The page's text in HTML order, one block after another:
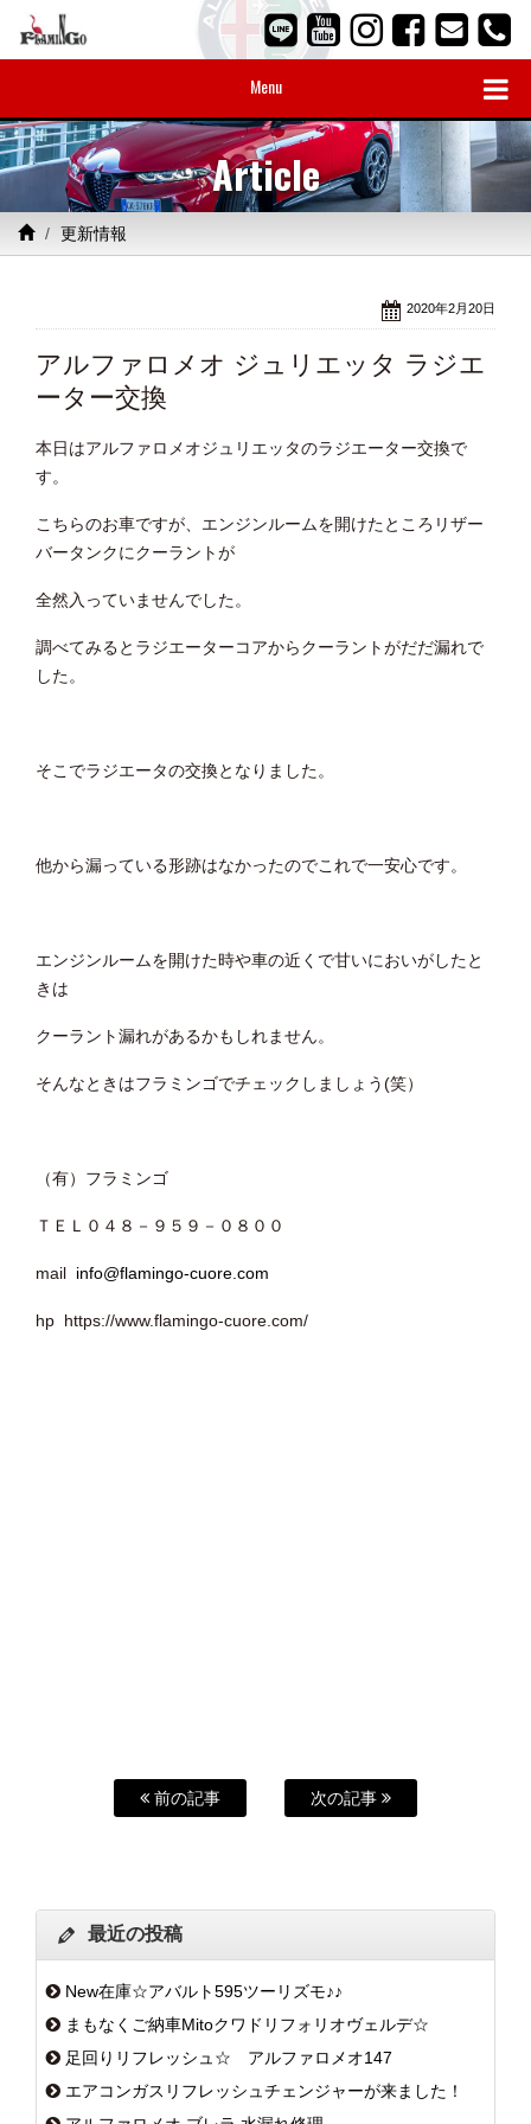
Menu
Article
更新情報
2020年2月20日
アルファロメオ ジュリエッタ ラジエ
ーター交換
本日はアルファロメオジュリエッタのラジエーター交換で
す。
こちらのお車ですが、エンジンルームを開けたところリザー
バータンクにクーラントが
全然入っていませんでした。
調べてみるとラジエーターコアからクーラントがだだ漏れで
した。
そこでラジエータの交換となりました。
他から漏っている形跡はなかったのでこれで一安心です。
エンジンルームを開けた時や車の近くで甘いにおいがしたと
きは
クーラント漏れがあるかもしれません。
そんなときはフラミンゴでチェックしましょう(笑）
（有）フラミンゴ
ＴＥＬ０４８－９５９－０８００
mail info@flamingo-cuore.com
hp https://www.flamingo-cuore.com/
前の記事 次の記事
最近の投稿
New在庫☆アバルト595ツーリズモ♪♪
まもなくご納車Mitoクワドリフォリオヴェルデ☆
足回りリフレッシュ☆ アルファロメオ147
エアコンガスリフレッシュチェンジャーが来ました！